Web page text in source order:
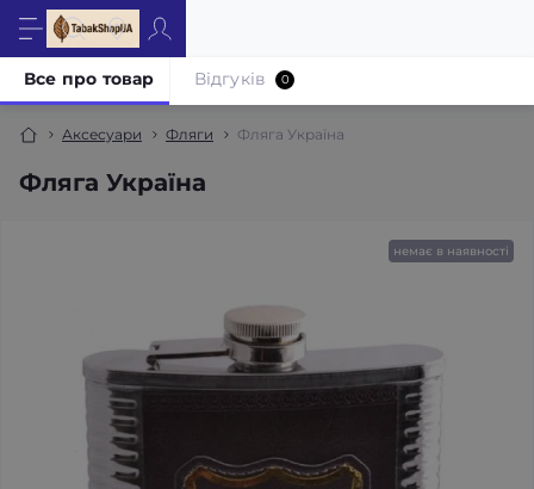
Аксесуари Фляги Фляга Україна
Фляга Україна
Все про товар Відгуків 0
немає в наявності